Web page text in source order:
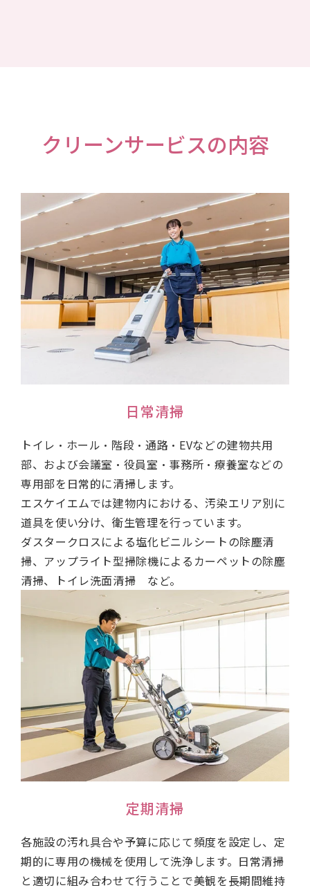
クリーンサービスの内容
日常清掃
トイレ・ホール・階段・通路・EVなどの建物共用
部、および会議室・役員室・事務所・療養室などの
専用部を日常的に清掃します。
エスケイエムでは建物内における、汚染エリア別に
道具を使い分け、衛生管理を行っています。
ダスタークロスによる塩化ビニルシートの除塵清
掃、アップライト型掃除機によるカーペットの除塵
清掃、トイレ洗面清掃 など。
定期清掃
各施設の汚れ具合や予算に応じて頻度を設定し、定
期的に専用の機械を使用して洗浄します。日常清掃
と適切に組み合わせて行うことで美観を長期間維持